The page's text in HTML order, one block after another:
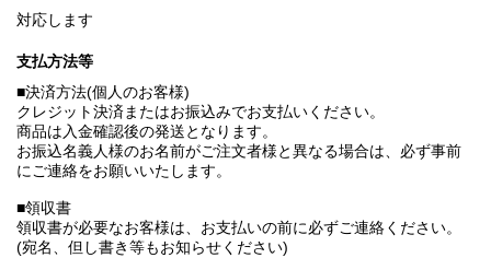
対応します
支払方法等
■決済方法(個人のお客様)
クレジット決済またはお振込みでお支払いください。
商品は入金確認後の発送となります。
お振込名義人様のお名前がご注文者様と異なる場合は、必ず事前
にご連絡をお願いいたします。
■領収書
領収書が必要なお客様は、お支払いの前に必ずご連絡ください。
(宛名、但し書き等もお知らせください)